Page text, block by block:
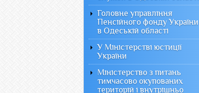
Головне управління
Пенсійного фонду України
в Одеській області
У Міністерстві юстиції
України
Міністерство з питань
тимчасово окупованих
територій і внутрішньо